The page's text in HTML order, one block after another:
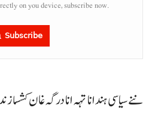
on you device, subscribe now.
Subscribe
ننے سیاسی ہند انا تہہ انا درگہ غان کشسا